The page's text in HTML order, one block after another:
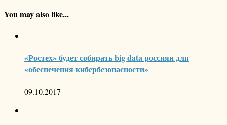
You may also like...
«Ростех» будет собирать big data россиян для
«обеспечения кибербезопасности»
09.10.2017